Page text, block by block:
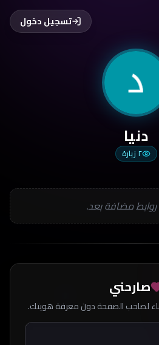
تسجيل دخول
دنيا
٢ زيارة
روابط مضافة بعد.
صارحني
لصاحب الصفحة دون معرفة هويتك.